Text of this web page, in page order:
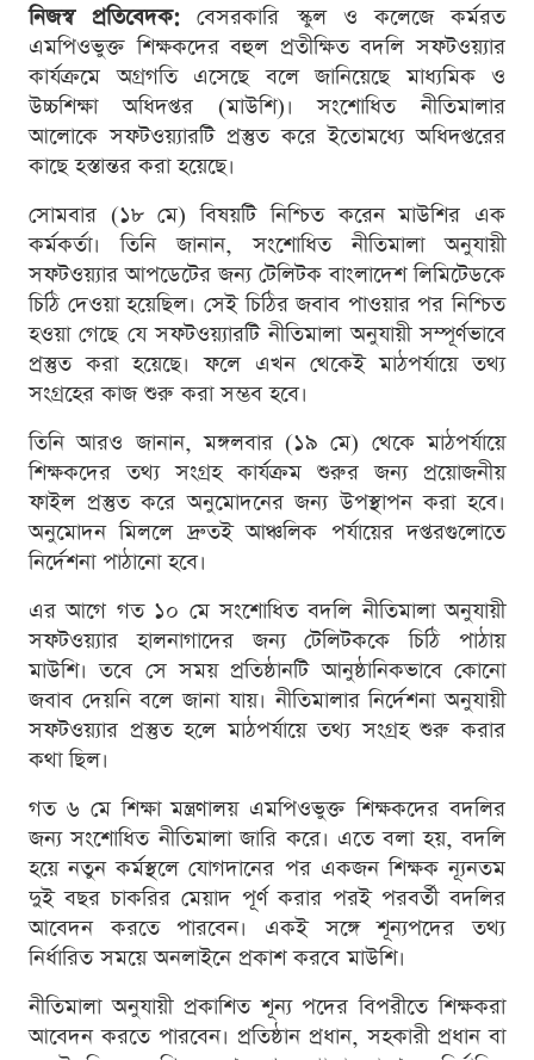
নিজস্ব প্রতিবেদক: বেসরকারি স্কুল ও কলেজে কর্মরত
এমপিওভুক্ত শিক্ষকদের বহুল প্রতীক্ষিত বদলি সফটওয়্যার
কার্যক্রমে অগ্রগতি এসেছে বলে জানিয়েছে মাধ্যমিক ও
উচ্চশিক্ষা অধিদপ্তর (মাউশি)। সংশোধিত নীতিমালার
আলোকে সফটওয়্যারটি প্রস্তুত করে ইতোমধ্যে অধিদপ্তরের
কাছে হস্তান্তর করা হয়েছে।
সোমবার (১৮ মে) বিষয়টি নিশ্চিত করেন মাউশির এক
কর্মকর্তা। তিনি জানান, সংশোধিত নীতিমালা অনুযায়ী
সফটওয়্যার আপডেটের জন্য টেলিটক বাংলাদেশ লিমিটেডকে
চিঠি দেওয়া হয়েছিল। সেই চিঠির জবাব পাওয়ার পর নিশ্চিত
হওয়া গেছে যে সফটওয়্যারটি নীতিমালা অনুযায়ী সম্পূর্ণভাবে
প্রস্তুত করা হয়েছে। ফলে এখন থেকেই মাঠপর্যায়ে তথ্য
সংগ্রহের কাজ শুরু করা সম্ভব হবে।
তিনি আরও জানান, মঙ্গলবার (১৯ মে) থেকে মাঠপর্যায়ে
শিক্ষকদের তথ্য সংগ্রহ কার্যক্রম শুরুর জন্য প্রয়োজনীয়
ফাইল প্রস্তুত করে অনুমোদনের জন্য উপস্থাপন করা হবে।
অনুমোদন মিললে দ্রুতই আঞ্চলিক পর্যায়ের দপ্তরগুলোতে
নির্দেশনা পাঠানো হবে।
এর আগে গত ১০ মে সংশোধিত বদলি নীতিমালা অনুযায়ী
সফটওয়্যার হালনাগাদের জন্য টেলিটককে চিঠি পাঠায়
মাউশি। তবে সে সময় প্রতিষ্ঠানটি আনুষ্ঠানিকভাবে কোনো
জবাব দেয়নি বলে জানা যায়। নীতিমালার নির্দেশনা অনুযায়ী
সফটওয়্যার প্রস্তুত হলে মাঠপর্যায়ে তথ্য সংগ্রহ শুরু করার
কথা ছিল।
গত ৬ মে শিক্ষা মন্ত্রণালয় এমপিওভুক্ত শিক্ষকদের বদলির
জন্য সংশোধিত নীতিমালা জারি করে। এতে বলা হয়, বদলি
হয়ে নতুন কর্মস্থলে যোগদানের পর একজন শিক্ষক ন্যূনতম
দুই বছর চাকরির মেয়াদ পূর্ণ করার পরই পরবর্তী বদলির
আবেদন করতে পারবেন। একই সঙ্গে শূন্যপদের তথ্য
নির্ধারিত সময়ে অনলাইনে প্রকাশ করবে মাউশি।
নীতিমালা অনুযায়ী প্রকাশিত শূন্য পদের বিপরীতে শিক্ষকরা
আবেদন করতে পারবেন। প্রতিষ্ঠান প্রধান, সহকারী প্রধান বা